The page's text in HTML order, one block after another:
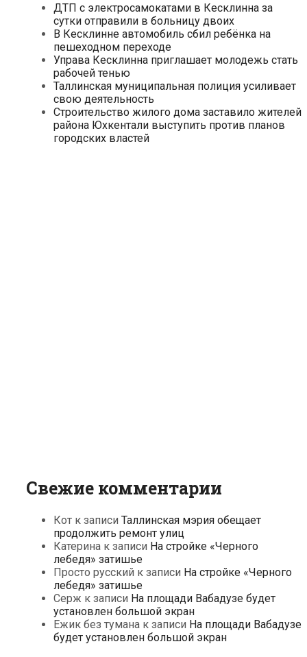
ДТП с электросамокатами в Кесклинна за
сутки отправили в больницу двоих
В Кесклинне автомобиль сбил ребёнка на
пешеходном переходе
Управа Кесклинна приглашает молодежь стать
рабочей тенью
Таллинская муниципальная полиция усиливает
свою деятельность
Строительство жилого дома заставило жителей
района Юхкентали выступить против планов
городских властей
Свежие комментарии
Кот к записи Таллинская мэрия обещает
продолжить ремонт улиц
Катерина к записи На стройке «Черного
лебедя» затишье
Просто русский к записи На стройке «Черного
лебедя» затишье
Серж к записи На площади Вабадузе будет
установлен большой экран
Ежик без тумана к записи На площади Вабадузе
будет установлен большой экран